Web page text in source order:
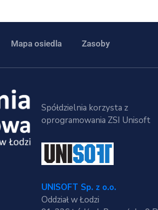
Mapa osiedla Zasoby
Spółdzielnia korzysta z
oprogramowania ZSI Unisoft
UNISOFT Sp. z o.o.
Oddział w Łodzi